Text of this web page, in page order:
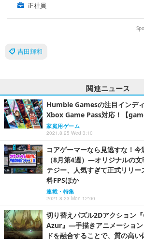
正社員
吉田輝和
関連ニュース
Humble Gamesの注目インデ
Xbox Game Pass対応！【
家庭用ゲーム
2021.8.25 Wed 3:10
コアゲーマーなら見逃すな！
（8月第4週）―オリジナルの
テジー、人気すぎて正式リリ
料FPSほか
連載・特集
2021.8.23 Mon 12:00
切り替えパズル2Dアクション
Azur』―手描きアニメーショ
ドを融合することで、質の高